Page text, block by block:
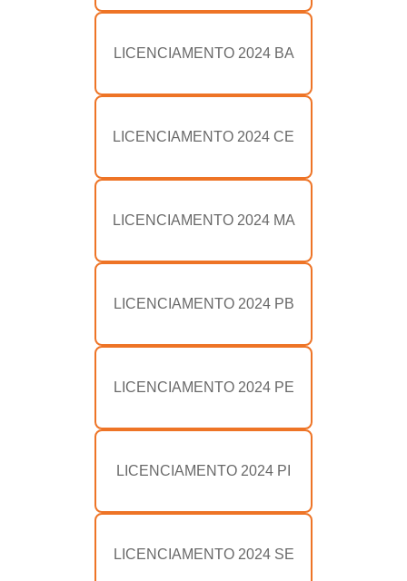
LICENCIAMENTO 2024 BA
LICENCIAMENTO 2024 CE
LICENCIAMENTO 2024 MA
LICENCIAMENTO 2024 PB
LICENCIAMENTO 2024 PE
LICENCIAMENTO 2024 PI
LICENCIAMENTO 2024 SE